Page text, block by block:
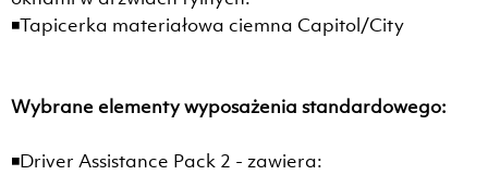
◾Tapicerka materiałowa ciemna Capitol/City
Wybrane elementy wyposażenia standardowego:
◾Driver Assistance Pack 2 - zawiera: